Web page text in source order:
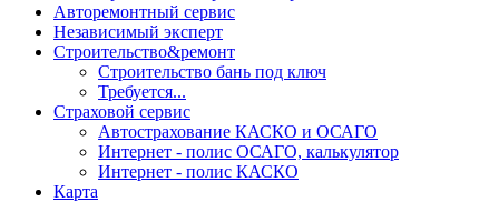
Авторемонтный сервис
Независимый эксперт
Строительство&ремонт
Строительство бань под ключ
Требуется...
Страховой сервис
Автострахование КАСКО и ОСАГО
Интернет - полис ОСАГО, калькулятор
Интернет - полис КАСКО
Карта